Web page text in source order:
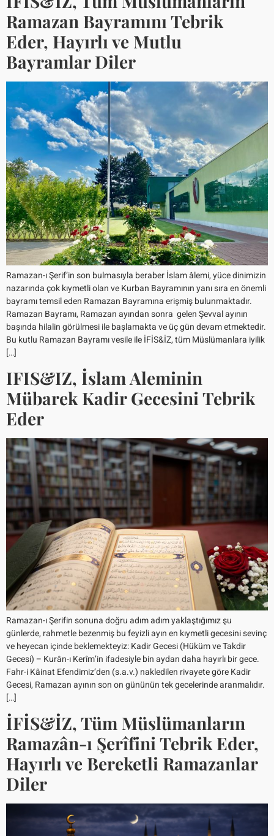
Ramazan Bayramını Tebrik
Eder, Hayırlı ve Mutlu
Bayramlar Diler
Ramazan-ı Şerif’in son bulmasıyla beraber İslam âlemi, yüce dinimizin
nazarında çok kıymetli olan ve Kurban Bayramının yanı sıra en önemli
bayramı temsil eden Ramazan Bayramına erişmiş bulunmaktadır.
Ramazan Bayramı, Ramazan ayından sonra gelen Şevval ayının
başında hilalin görülmesi ile başlamakta ve üç gün devam etmektedir.
Bu kutlu Ramazan Bayramı vesile ile İFİS&İZ, tüm Müslümanlara iyilik
[…]
IFIS&IZ, İslam Aleminin
Mübarek Kadir Gecesini Tebrik
Eder
Ramazan-ı Şerifin sonuna doğru adım adım yaklaştığımız şu
günlerde, rahmetle bezenmiş bu feyizli ayın en kıymetli gecesini sevinç
ve heyecan içinde beklemekteyiz: Kadir Gecesi (Hüküm ve Takdir
Gecesi) – Kurân-ı Kerîm’in ifadesiyle bin aydan daha hayırlı bir gece.
Fahr-i Kâinat Efendimiz’den (s.a.v.) nakledilen rivayete göre Kadir
Gecesi, Ramazan ayının son on gününün tek gecelerinde aranmalıdır.
[…]
İFİS&İZ, Tüm Müslümanların
Ramazân-ı Şerîfini Tebrik Eder,
Hayırlı ve Bereketli Ramazanlar
Diler